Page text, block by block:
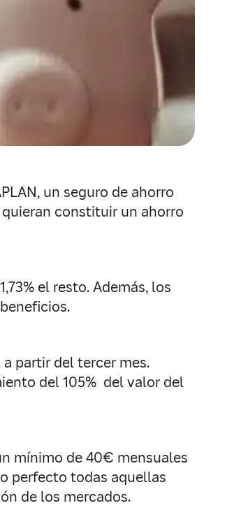
un seguro de ahorro
constituir un ahorro
el resto. Además, los
partir del tercer mes.
del 105% del valor del
mínimo de 40€ mensuales
perfecto todas aquellas
de los mercados.